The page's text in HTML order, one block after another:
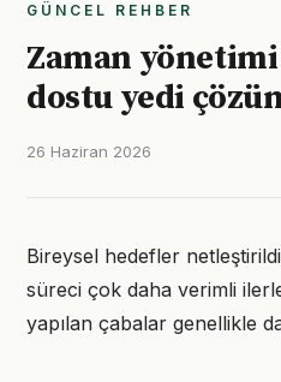
GÜNCEL REHBER
Zaman
dostu yedi
26 Haziran 2026
Bireysel hedefler
süreci çok daha verimli
yapılan çabalar genellikle